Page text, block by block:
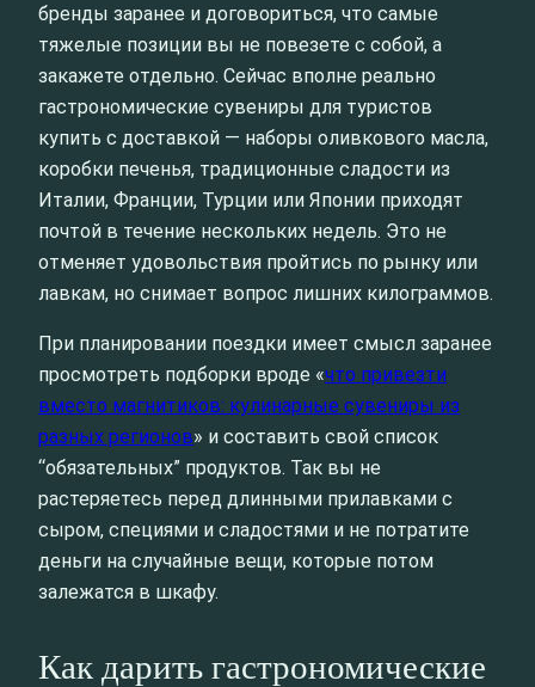
бренды заранее и договориться, что самые
тяжелые позиции вы не повезете с собой, а
закажете отдельно. Сейчас вполне реально
гастрономические сувениры для туристов
купить с доставкой — наборы оливкового масла,
коробки печенья, традиционные сладости из
Италии, Франции, Турции или Японии приходят
почтой в течение нескольких недель. Это не
отменяет удовольствия пройтись по рынку или
лавкам, но снимает вопрос лишних килограммов.
При планировании поездки имеет смысл заранее
просмотреть подборки вроде «что привезти
вместо магнитиков: кулинарные сувениры из
разных регионов» и составить свой список
“обязательных” продуктов. Так вы не
растеряетесь перед длинными прилавками с
сыром, специями и сладостями и не потратите
деньги на случайные вещи, которые потом
залежатся в шкафу.
Как дарить гастрономические